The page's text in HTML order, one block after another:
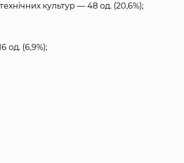
культур — 48 од. (20,6%);
од. (6,9%);